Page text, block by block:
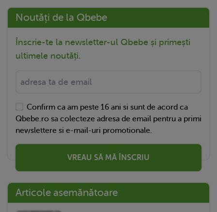
Noutăți de la Qbebe
Înscrie-te la newsletter-ul Qbebe și primești
ultimele noutăți.
Confirm ca am peste 16 ani si sunt de acord ca
Qbebe.ro sa colecteze adresa de email pentru a primi
newslettere si e-mail-uri promotionale.
VREAU SĂ MĂ ÎNSCRIU
Articole asemănătoare